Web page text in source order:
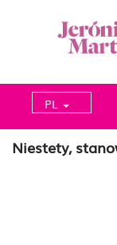
PL
Niestety,